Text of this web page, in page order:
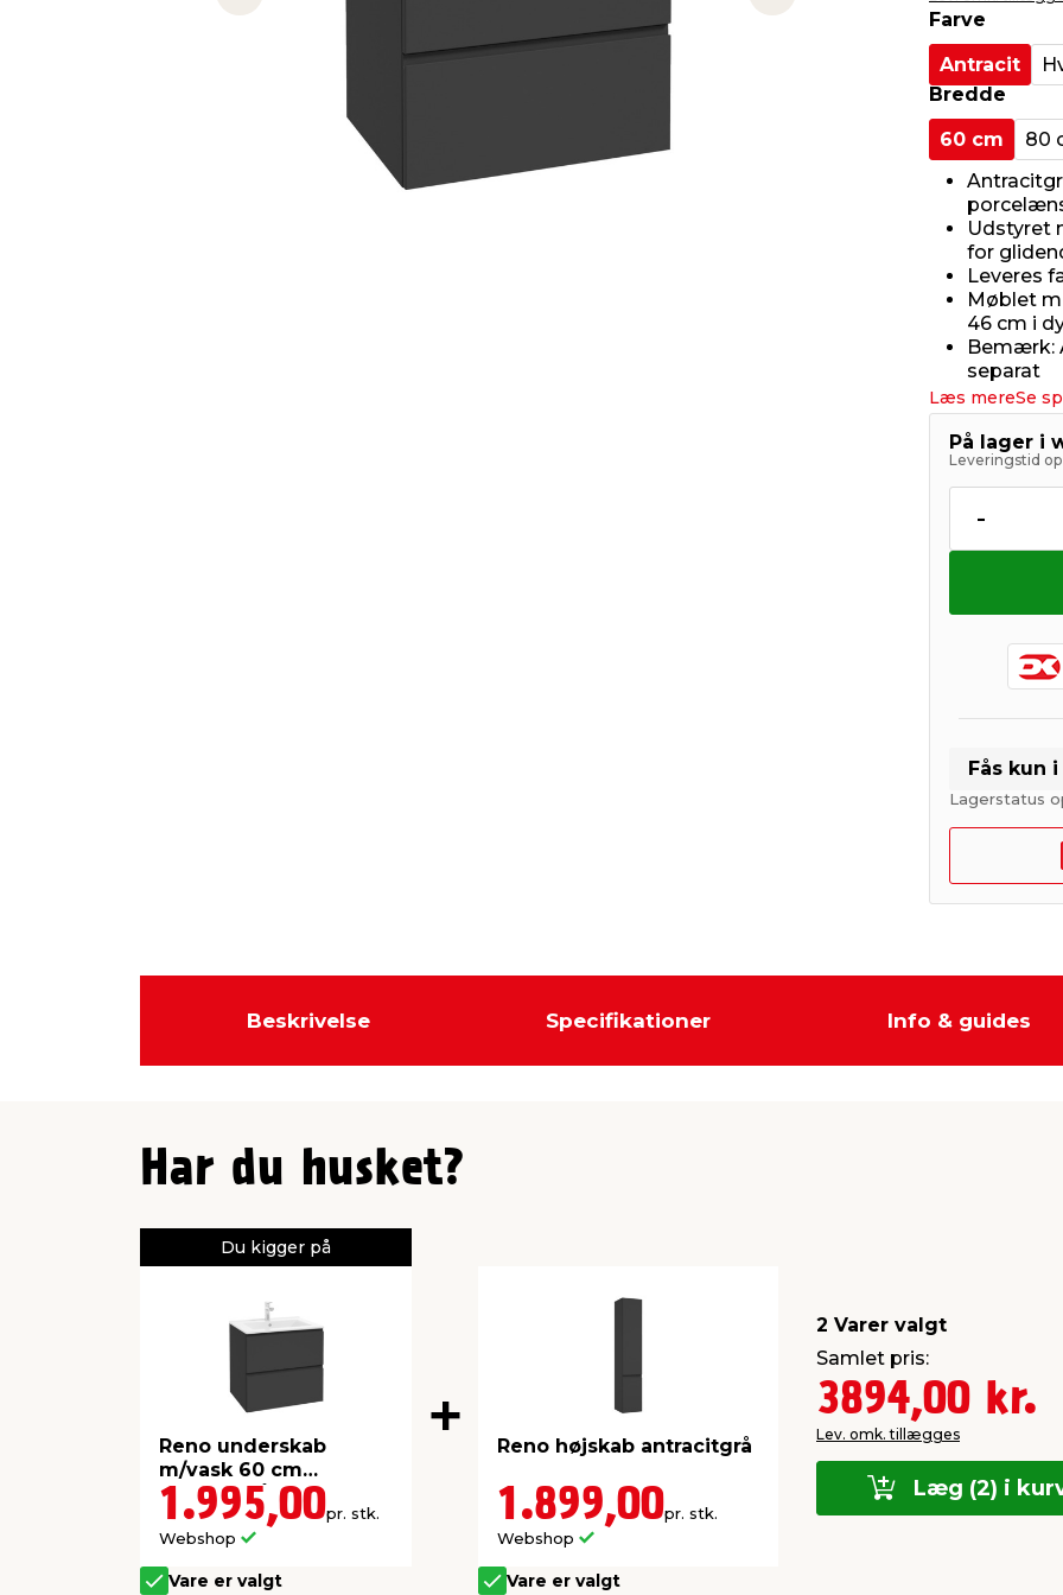
Previous slide Next slide
Farve
Antracit
Bredde
60 cm
80
Udstyret
for
Leveres
Møblet
46 cm i
Bemærk:
separat
Læs mereSe
På lager i
Leveringstid
-
Fås kun
Lagerstatus
Beskrivelse Specifikationer Info & guides
Har du husket?
Du kigger på
Reno underskab
m/vask 60 cm
antracitgrå
1.995,00pr. stk.
Webshop
Vare er valgt
Reno højskab antracitgrå
1.899,00pr. stk.
Webshop
Vare er valgt
2 Varer valgt
Samlet pris:
3894,00 kr.
Lev. omk. tillægges
Læg (2) i